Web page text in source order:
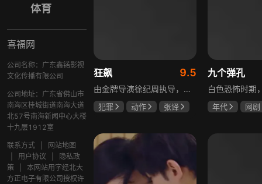
体育
喜福网
公司名称：广东鑫锘影视
文化传播有限公司
公司地址：广东省佛山市
南海区桂城街道南海大道
北57号南海新闻中心大楼
十九层1912室
联系方式
网站地图
用户协议
隐私政
策
本网站用字经北大
方正电子有限公司授权许
狂飙 9.5
由金牌导演徐纪周执导，张译、张颂文、李一桐、张志坚、吴刚领衔主演，倪大红、韩童生、李建义特邀主演的中央政法委重点项目。一部扫黑除恶坚决斗争的回忆录，横跨20年的群像叙事全景式展现时代变迁下的黑白较量与复杂人性。
犯罪 动作
张译
九个弹孔
年代
网剧